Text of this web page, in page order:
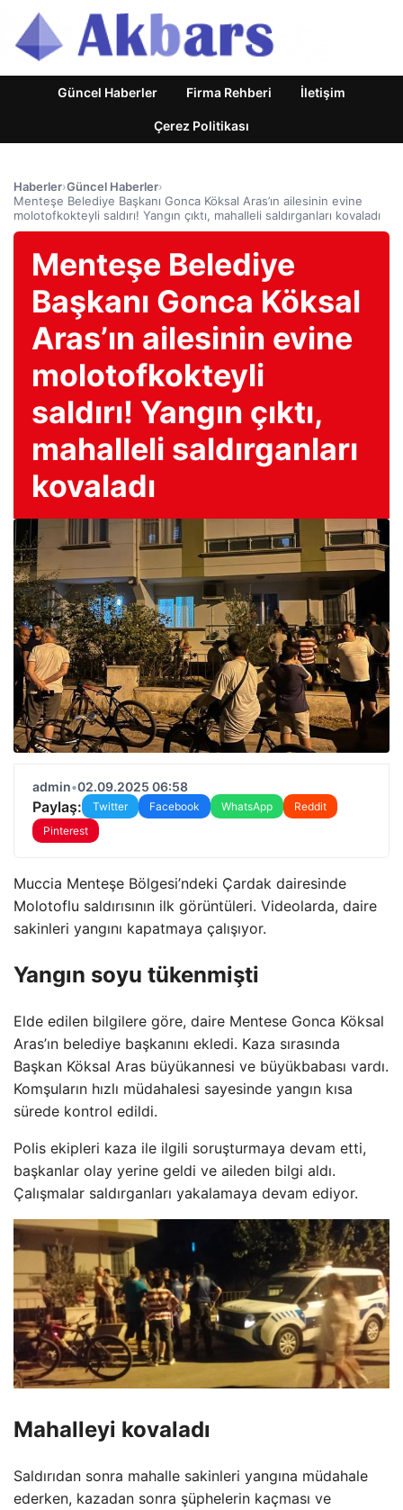
Güncel Haberler Firma Rehberi İletişim
Çerez Politikası
Haberler›Güncel Haberler›
Menteşe Belediye Başkanı Gonca Köksal Aras’ın ailesinin evine
molotofkokteyli saldırı! Yangın çıktı, mahalleli saldırganları kovaladı
Menteşe Belediye
Başkanı Gonca Köksal
Aras’ın ailesinin evine
molotofkokteyli
saldırı! Yangın çıktı,
mahalleli saldırganları
kovaladı
admin•02.09.2025 06:58
Paylaş: Twitter Facebook WhatsApp
Reddit
Pinterest
Muccia Menteşe Bölgesi’ndeki Çardak dairesinde
Molotoflu saldırısının ilk görüntüleri. Videolarda, daire
sakinleri yangını kapatmaya çalışıyor.
Yangın soyu tükenmişti
Elde edilen bilgilere göre, daire Mentese Gonca Köksal
Aras’ın belediye başkanını ekledi. Kaza sırasında
Başkan Köksal Aras büyükannesi ve büyükbabası vardı.
Komşuların hızlı müdahalesi sayesinde yangın kısa
sürede kontrol edildi.
Polis ekipleri kaza ile ilgili soruşturmaya devam etti,
başkanlar olay yerine geldi ve aileden bilgi aldı.
Çalışmalar saldırganları yakalamaya devam ediyor.
Mahalleyi kovaladı
Saldırıdan sonra mahalle sakinleri yangına müdahale
ederken, kazadan sonra şüphelerin kaçması ve